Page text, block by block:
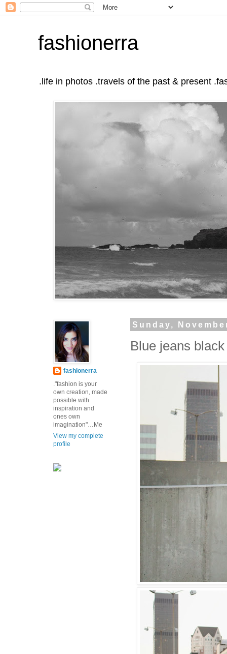
fashionerra
.life in photos .travels of the past & present
Sunday,
Blue jeans
fashionerra
."fashion is your
own creation, made
possible with
inspiration and
ones own
imagination"…Me
View my complete
profile